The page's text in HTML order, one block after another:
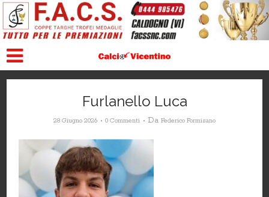
Furlanello Luca
28 Giugno 2026 0 Commenti Da Federico Formisano